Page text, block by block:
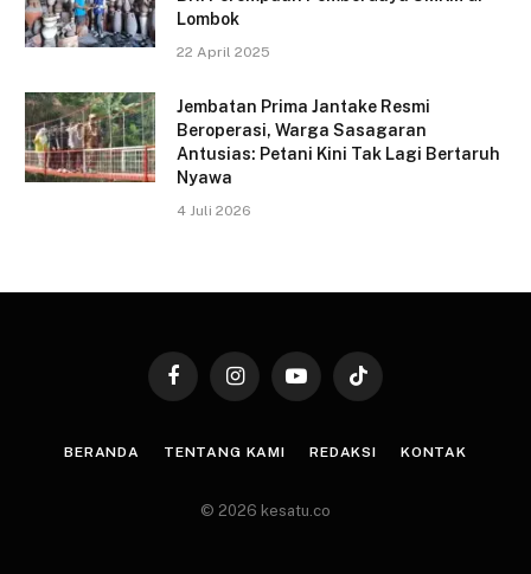
Lombok
22 April 2025
Jembatan Prima Jantake Resmi
Beroperasi, Warga Sasagaran
Antusias: Petani Kini Tak Lagi Bertaruh
Nyawa
4 Juli 2026
FacebookInstagramYouTubeTikTok
BERANDA TENTANG KAMI REDAKSI KONTAK
© 2026 kesatu.co